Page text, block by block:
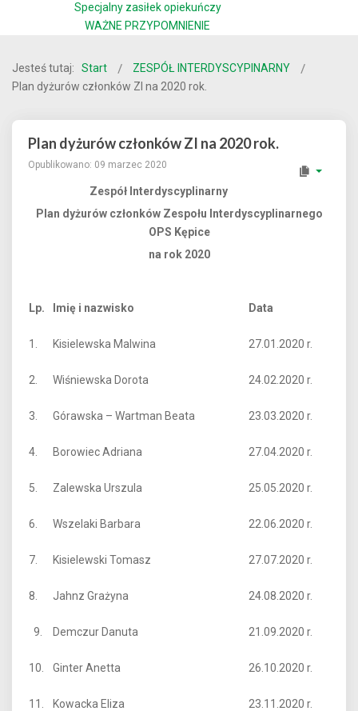
Specjalny zasiłek opiekuńczy
WAŻNE PRZYPOMNIENIE
Jesteś tutaj: Start
ZESPÓŁ INTERDYSCYPINARNY
Plan dyżurów członków ZI na 2020 rok.
Plan dyżurów członków ZI na 2020 rok.
Opublikowano: 09 marzec 2020
Zespół Interdyscyplinarny
Plan dyżurów członków Zespołu Interdyscyplinarnego
OPS Kępice
na rok 2020
Lp. Imię i nazwisko Data
1. Kisielewska Malwina 27.01.2020 r.
2. Wiśniewska Dorota 24.02.2020 r.
3. Górawska – Wartman Beata 23.03.2020 r.
4. Borowiec Adriana 27.04.2020 r.
5. Zalewska Urszula 25.05.2020 r.
6. Wszelaki Barbara 22.06.2020 r.
7. Kisielewski Tomasz 27.07.2020 r.
8. Jahnz Grażyna 24.08.2020 r.
9. Demczur Danuta 21.09.2020 r.
10. Ginter Anetta 26.10.2020 r.
11. Kowacka Eliza 23.11.2020 r.